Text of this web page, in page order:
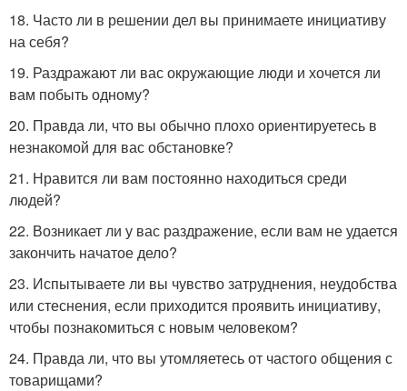
18. Часто ли в решении дел вы принимаете инициативу
на себя?
19. Раздражают ли вас окружающие люди и хочется ли
вам побыть одному?
20. Правда ли, что вы обычно плохо ориентируетесь в
незнакомой для вас обстановке?
21. Нравится ли вам постоянно находиться среди
людей?
22. Возникает ли у вас раздражение, если вам не удается
закончить начатое дело?
23. Испытываете ли вы чувство затруднения, неудобства
или стеснения, если приходится проявить инициативу,
чтобы познакомиться с новым человеком?
24. Правда ли, что вы утомляетесь от частого общения с
товарищами?